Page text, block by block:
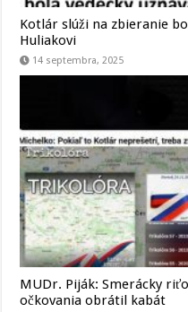
Kotlár slúži na zbieranie
Huliakovi
14 septembra, 2025
MUDr. Piják: Smerácky
očkovania obrátil kabát